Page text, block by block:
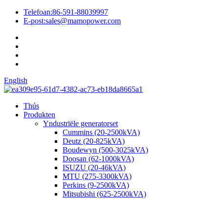
Telefoan:86-591-88039997
E-post:sales@mamopower.com
English
Thús
Produkten
Yndustriële generatorset
Cummins (20-2500kVA)
Deutz (20-825kVA)
Boudewyn (500-3025kVA)
Doosan (62-1000kVA)
ISUZU (20-46kVA)
MTU (275-3300kVA)
Perkins (9-2500kVA)
Mitsubishi (625-2500kVA)